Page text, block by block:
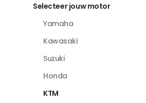
Selecteer jouw motor
Yamaha
Kawasaki
Suzuki
Honda
KTM